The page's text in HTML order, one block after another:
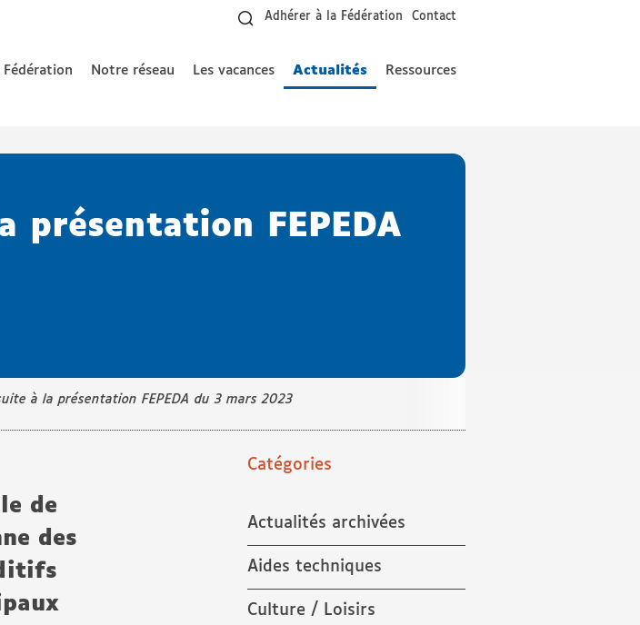
Adhérer à la Fédération Contact
Fédération Notre réseau Les vacances Actualités Ressources
présentation FEPEDA
à la présentation FEPEDA du 3 mars 2023
Catégories
Actualités archivées
Aides techniques
Culture / Loisirs
de
des